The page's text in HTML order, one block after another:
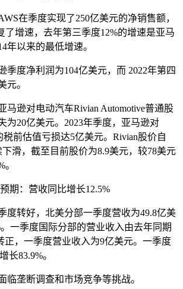
在季度实现了250亿美元的净销售额，
了增速，去年第三季度12%的增速是亚马
年以来的最低增速。
季度净利润为104亿美元，而 2022年第四
元。
马逊对电动汽车Rivian Automotive普通股
为20亿美元。2023年季度，亚马逊对
前估值亏损达5亿美元。Rivian股价自
下滑，截至目前股价为8.9美元，较78美元
度转好，北美分部一季度营收为49.8亿美
一季度国际分部的营业收入由去年同期
正，一季度营业收入为9亿美元。一季度
长83.9%。
临垄断调查和市场竞争等挑战。